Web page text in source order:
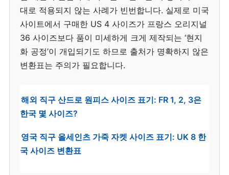
대로 적용되지 않는 사례가 빈번합니다. 실제로 미국
사이트에서 구매한 US 4 사이즈가 프랑스 오리지널
36 사이즈보다 품이 미세하게 크게 제작되는 ‘현지
화 공정’이 개입되기도 하므로 출처가 명확하지 않은
변환표는 주의가 필요합니다.
해외 직구 산드로 원피스 사이즈 표기: FR 1, 2, 3은
한국 몇 사이즈?
영국 직구 올세인츠 가죽 자켓 사이즈 표기: UK 8 한
국 사이즈 변환표